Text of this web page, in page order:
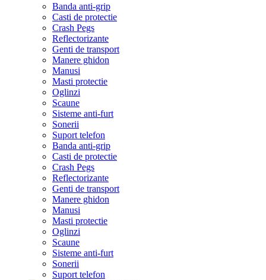
Banda anti-grip
Casti de protectie
Crash Pegs
Reflectorizante
Genti de transport
Manere ghidon
Manusi
Masti protectie
Oglinzi
Scaune
Sisteme anti-furt
Sonerii
Suport telefon
Banda anti-grip
Casti de protectie
Crash Pegs
Reflectorizante
Genti de transport
Manere ghidon
Manusi
Masti protectie
Oglinzi
Scaune
Sisteme anti-furt
Sonerii
Suport telefon